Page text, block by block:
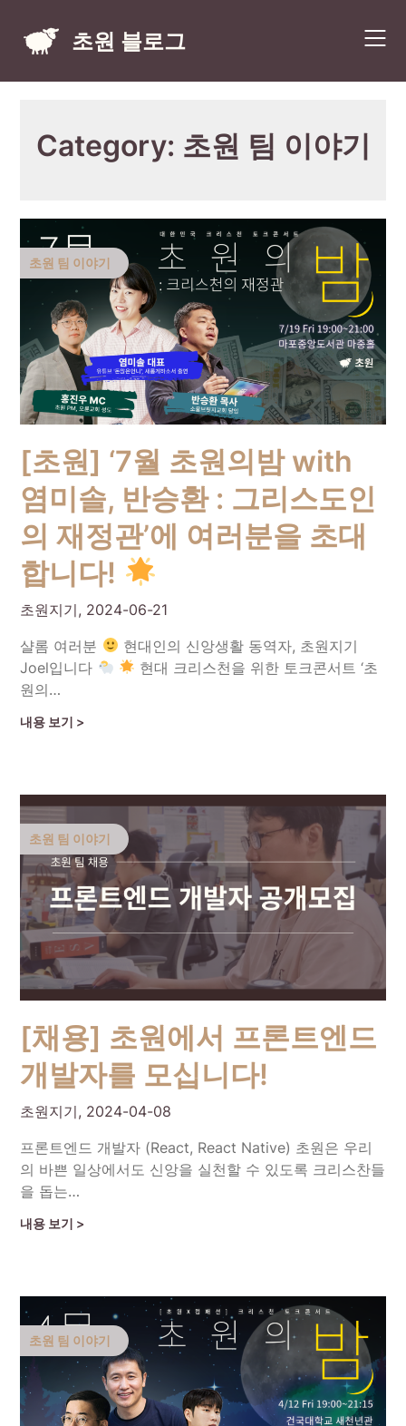
content
초원 블로그
Category: 초원 팀 이야기
초원 팀 이야기
[초원] ‘7월 초원의밤 with
염미솔, 반승환 : 그리스도인
의 재정관’에 여러분을 초대
합니다!
초원지기, 2024-06-21
샬롬 여러분
현대인의 신앙생활 동역자, 초원지기
Joel입니다
현대 크리스천을 위한 토크콘서트 ‘초
원의…
Continue Reading
초원 팀 이야기
[채용] 초원에서 프론트엔드
개발자를 모십니다!
초원지기, 2024-04-08
프론트엔드 개발자 (React, React Native) 초원은 우리
의 바쁜 일상에서도 신앙을 실천할 수 있도록 크리스찬들
을 돕는…
Continue Reading
초원 팀 이야기